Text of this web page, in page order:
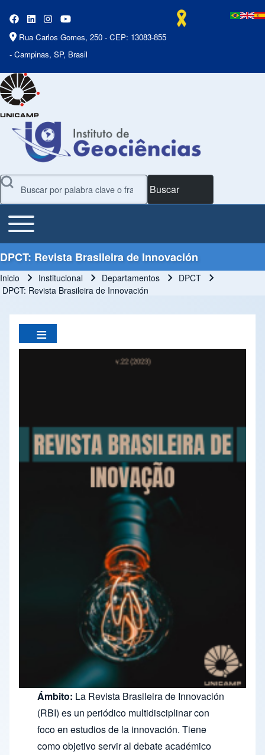
Rua Carlos Gomes, 250 - CEP: 13083-855
- Campinas, SP, Brasil
Buscar
Main Menu
Toggle main menu
DPCT: Revista Brasileira de Innovación
Ruta de navegación
Inicio Institucional Departamentos
DPCT
DPCT: Revista Brasileira de Innovación
Ámbito: La Revista Brasileira de Innovación
(RBI) es un periódico multidisciplinar con
foco en estudios de la innovación. Tiene
como objetivo servir al debate académico